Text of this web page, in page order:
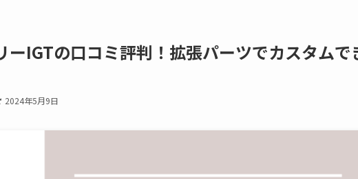
ーIGTの口コミ評判！拡張パーツでカスタムで
2024年5月9日